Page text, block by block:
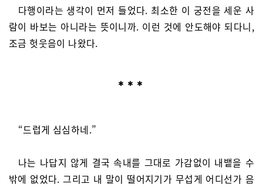
다행이라는 생각이 먼저 들었다. 최소한 이 궁전을 세운 사
람이 바보는 아니라는 뜻이니까. 이런 것에 안도해야 되다니,
조금 헛웃음이 나왔다.
“드럽게 심심하네.”
나는 나답지 않게 결국 속내를 그대로 가감없이 내뱉을 수
밖에 없었다. 그리고 내 말이 떨어지기가 무섭게 어디선가 음